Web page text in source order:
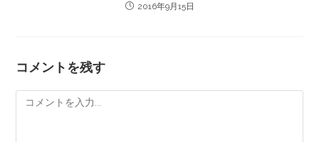
2016年9月15日
コメントを残す